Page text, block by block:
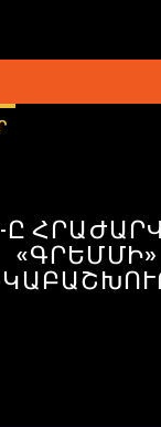
Ը
«ԳՐԵՄՄԻ»